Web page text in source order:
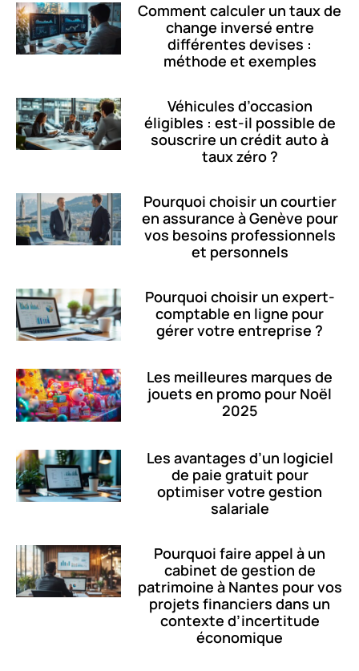
Comment calculer un taux de
change inversé entre
différentes devises :
méthode et exemples
Véhicules d’occasion
éligibles : est-il possible de
souscrire un crédit auto à
taux zéro ?
Pourquoi choisir un courtier
en assurance à Genève pour
vos besoins professionnels
et personnels
Pourquoi choisir un expert-
comptable en ligne pour
gérer votre entreprise ?
Les meilleures marques de
jouets en promo pour Noël
2025
Les avantages d’un logiciel
de paie gratuit pour
optimiser votre gestion
salariale
Pourquoi faire appel à un
cabinet de gestion de
patrimoine à Nantes pour vos
projets financiers dans un
contexte d’incertitude
économique